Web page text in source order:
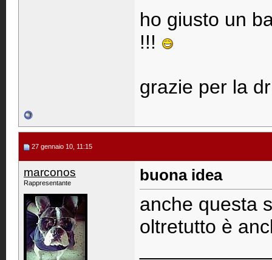
ho giusto un
!!!
grazie per la
27 gennaio 10, 11:15
marconos
Rappresentante buona idea
anche questa
oltretutto è